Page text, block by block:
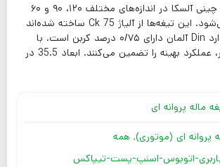
تیغه ماله پروانه ای چینی آلسکا در اندازه‌های مختلف ۱۲۰، ۹۰ و ۶۰
سانتی‌متر تولید می‌شود. این تیغه‌ها از آلیاژ Ck 75 ساخته شده‌اند
که بر اساس استاندارد Din آلمان دارای ۰/۷۵ درصد کربن است. با
ضخامت 2 میلی‌متر، عملکرد بهینه را تضمین می‌کنند. ابعاد 35.5 در
ماله پروانه ای
پروانه ای (موتوری), همه
اتوبوس-اسنپ-پست-تیپاکس